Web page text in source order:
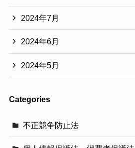
2024年7月
2024年6月
2024年5月
Categories
不正競争防止法